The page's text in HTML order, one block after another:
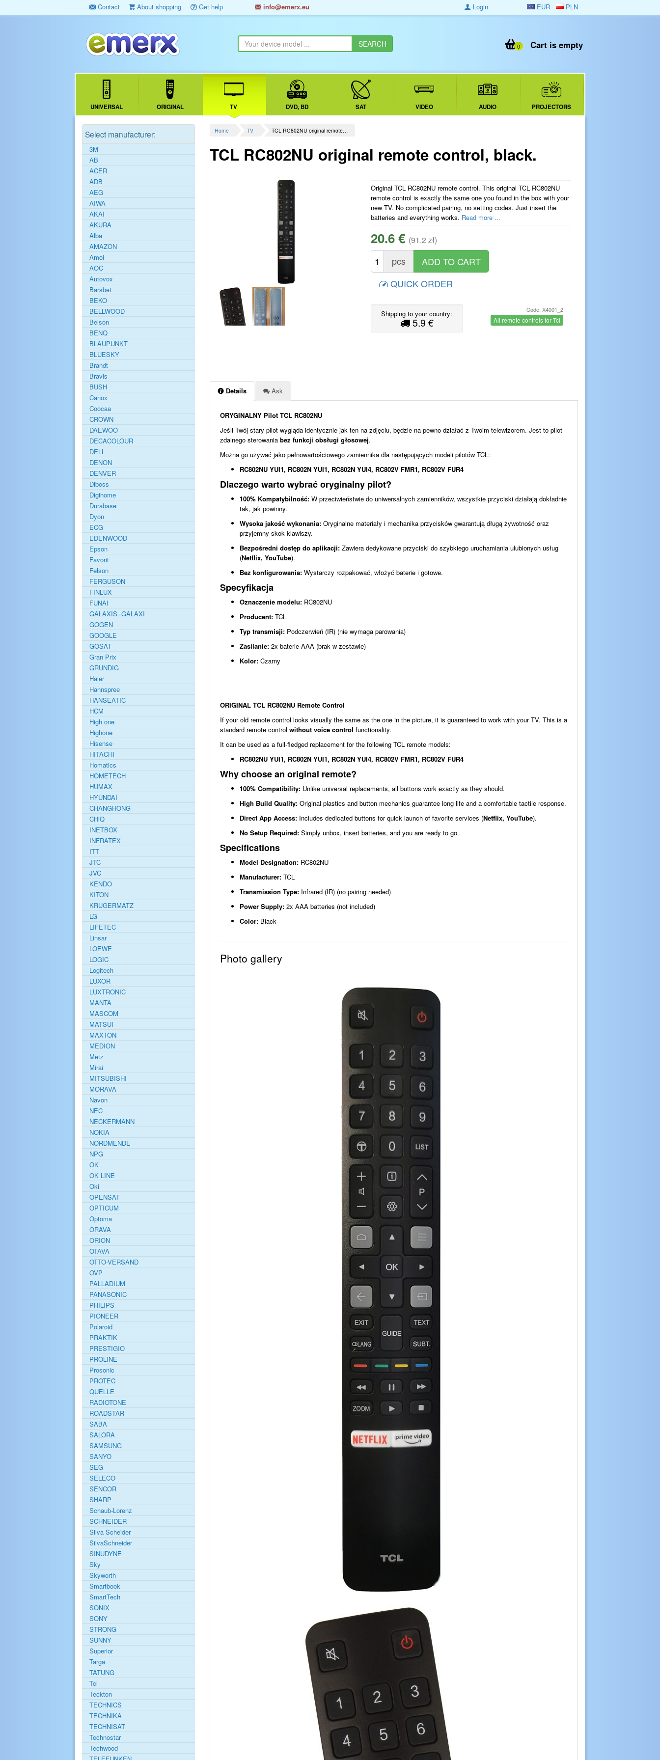
Contact About shopping Get help info@emerx.eu EUR PLN
Login
Cart is empty
0
UNIVERSAL ORIGINAL TV DVD, BD SAT VIDEO AUDIO PROJECTORS
Home TV TCL RC802NU original remote…
TCL RC802NU original remote control, black.
Original TCL RC802NU remote control. This original TCL RC802NU
remote control is exactly the same one you found in the box with your
new TV. No complicated pairing, no setting codes. Just insert the
batteries and everything works. Read more ...
20.6 € (91.2 zł)
pcs
QUICK ORDER
Shipping to your country:
5.9 €
Code: X4001_2
All remote controls for Tcl
Details Ask
ORYGINALNY Pilot TCL RC802NU
Jeśli Twój stary pilot wygląda identycznie jak ten na zdjęciu, będzie na pewno działać z Twoim telewizorem. Jest to pilot
zdalnego sterowania bez funkcji obsługi głosowej.
Można go używać jako pełnowartościowego zamiennika dla następujących modeli pilotów TCL:
RC802NU YUI1, RC802N YUI1, RC802N YUI4, RC802V FMR1, RC802V FUR4
Dlaczego warto wybrać oryginalny pilot?
100% Kompatybilność: W przeciwieństwie do uniwersalnych zamienników, wszystkie przyciski działają dokładnie
tak, jak powinny.
Wysoka jakość wykonania: Oryginalne materiały i mechanika przycisków gwarantują długą żywotność oraz
przyjemny skok klawiszy.
Bezpośredni dostęp do aplikacji: Zawiera dedykowane przyciski do szybkiego uruchamiania ulubionych usług
(Netflix, YouTube).
Bez konfigurowania: Wystarczy rozpakować, włożyć baterie i gotowe.
Specyfikacja
Oznaczenie modelu: RC802NU
Producent: TCL
Typ transmisji: Podczerwień (IR) (nie wymaga parowania)
Zasilanie: 2x baterie AAA (brak w zestawie)
Kolor: Czarny
ORIGINAL TCL RC802NU Remote Control
If your old remote control looks visually the same as the one in the picture, it is guaranteed to work with your TV. This is a
standard remote control without voice control functionality.
It can be used as a full-fledged replacement for the following TCL remote models:
RC802NU YUI1, RC802N YUI1, RC802N YUI4, RC802V FMR1, RC802V FUR4
Why choose an original remote?
100% Compatibility: Unlike universal replacements, all buttons work exactly as they should.
High Build Quality: Original plastics and button mechanics guarantee long life and a comfortable tactile response.
Direct App Access: Includes dedicated buttons for quick launch of favorite services (Netflix, YouTube).
No Setup Required: Simply unbox, insert batteries, and you are ready to go.
Specifications
Model Designation: RC802NU
Manufacturer: TCL
Transmission Type: Infrared (IR) (no pairing needed)
Power Supply: 2x AAA batteries (not included)
Color: Black
Photo gallery
Select manufacturer:
3M
AB
ACER
ADB
AEG
AIWA
AKAI
AKURA
Alba
AMAZON
Amoi
AOC
Autovox
Barsbet
BEKO
BELLWOOD
Belson
BENQ
BLAUPUNKT
BLUESKY
Brandt
Bravis
BUSH
Canox
Coocaa
CROWN
DAEWOO
DECACOLOUR
DELL
DENON
DENVER
Diboss
Digihome
Durabase
Dyon
ECG
EDENWOOD
Epson
Favorit
Felson
FERGUSON
FINLUX
FUNAI
GALAXIS=GALAXI
GOGEN
GOOGLE
GOSAT
Gran Prix
GRUNDIG
Haier
Hannspree
HANSEATIC
HCM
High one
Highone
Hisense
HITACHI
Homatics
HOMETECH
HUMAX
HYUNDAI
CHANGHONG
CHiQ
INETBOX
INFRATEX
ITT
JTC
JVC
KENDO
KITON
KRUGERMATZ
LG
LIFETEC
Linsar
LOEWE
LOGIC
Logitech
LUXOR
LUXTRONIC
MANTA
MASCOM
MATSUI
MAXTON
MEDION
Metz
Mirai
MITSUBISHI
MORAVA
Navon
NEC
NECKERMANN
NOKIA
NORDMENDE
NPG
OK
OK LINE
Oki
OPENSAT
OPTICUM
Optoma
ORAVA
ORION
OTAVA
OTTO-VERSAND
OVP
PALLADIUM
PANASONIC
PHILIPS
PIONEER
Polaroid
PRAKTIK
PRESTIGIO
PROLINE
Prosonic
PROTEC
QUELLE
RADIOTONE
ROADSTAR
SABA
SALORA
SAMSUNG
SANYO
SEG
SELECO
SENCOR
SHARP
Schaub-Lorenz
SCHNEIDER
Silva Scheider
SilvaSchneider
SINUDYNE
Sky
Skyworth
Smartbook
SmartTech
SONIX
SONY
STRONG
SUNNY
Superior
Targa
TATUNG
Tcl
Teckton
TECHNICS
TECHNIKA
TECHNISAT
Technostar
Techwood